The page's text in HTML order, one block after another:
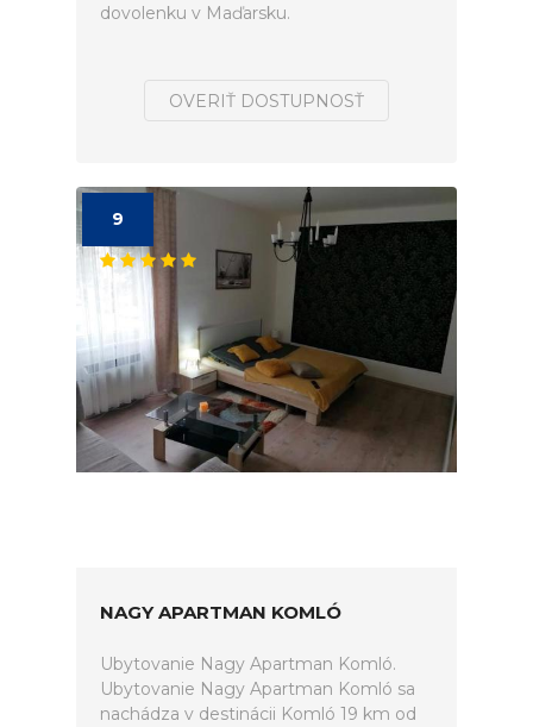
dovolenku v Maďarsku.
OVERIŤ DOSTUPNOSŤ
9
NAGY APARTMAN KOMLÓ
Ubytovanie Nagy Apartman Komló.
Ubytovanie Nagy Apartman Komló sa
nachádza v destinácii Komló 19 km od